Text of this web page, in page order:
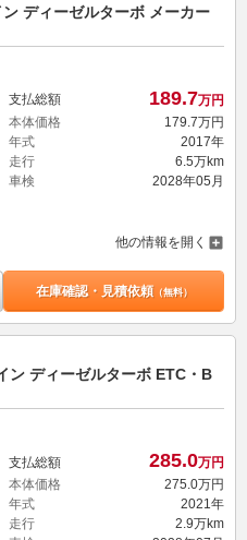
ディーゼルターボ メーカー
支払総額 189.7万円
本体価格
179. 7万円
年式
2017年
走行
6.5万km
車検
2028年05月
他の情報を開く
在庫確認・見積依頼（無料）
ン ディーゼルターボ ETC・B
支払総額 285.0万円
本体価格
275.0万円
年式
2021年
走行
2.9万km